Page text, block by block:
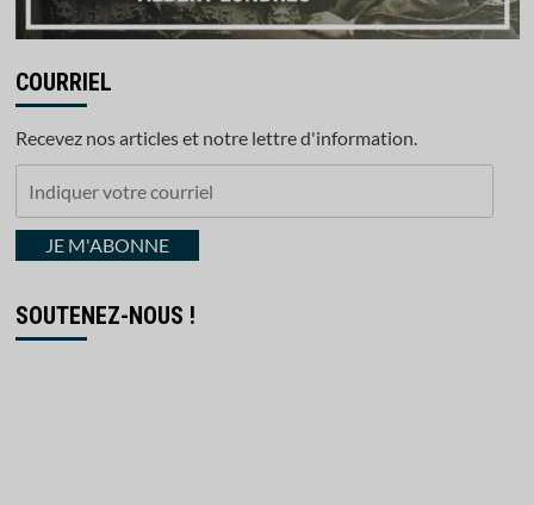
COURRIEL
Recevez nos articles et notre lettre d'information.
courrielJE M'ABONNE
SOUTENEZ-NOUS !